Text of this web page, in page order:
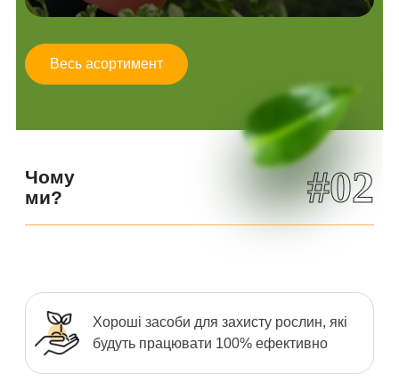
Весь асортимент
Чому
ми?
#02
Хороші засоби для захисту рослин, які
будуть працювати 100% ефективно